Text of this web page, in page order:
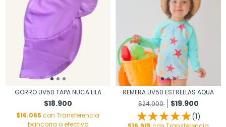
GORRO UV50 TAPA NUCA LILA
$18.900
$16.065 con Transferencia
bancaria o efectivo
REMERA UV50 ESTRELLAS AQUA
$24.900
$19.900
(1)